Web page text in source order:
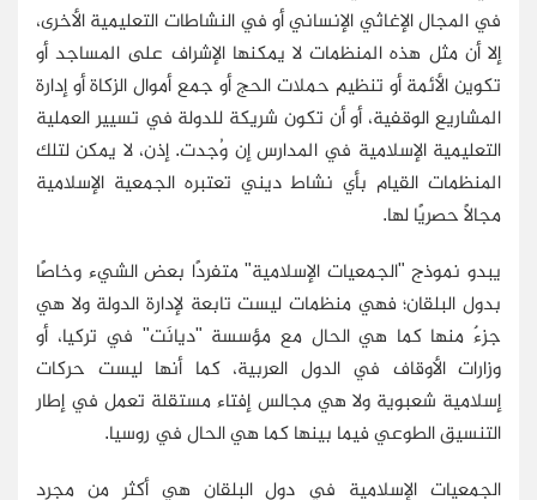
في المجال الإغاثي الإنساني أو في النشاطات التعليمية الأخرى،
إلا أن مثل هذه المنظمات لا يمكنها الإشراف على المساجد أو
تكوين الأئمة أو تنظيم حملات الحج أو جمع أموال الزكاة أو إدارة
المشاريع الوقفية، أو أن تكون شريكة للدولة في تسيير العملية
التعليمية الإسلامية في المدارس إن وُجدت. إذن، لا يمكن لتلك
المنظمات القيام بأي نشاط ديني تعتبره الجمعية الإسلامية
مجالاً حصريًا لها.
يبدو نموذج "الجمعيات الإسلامية" متفردًا بعض الشيء وخاصًا
بدول البلقان؛ فهي منظمات ليست تابعة لإدارة الدولة ولا هي
جزءٌ منها كما هي الحال مع مؤسسة "ديانَت" في تركيا، أو
وزارات الأوقاف في الدول العربية، كما أنها ليست حركات
إسلامية شعبوية ولا هي مجالس إفتاء مستقلة تعمل في إطار
التنسيق الطوعي فيما بينها كما هي الحال في روسيا.
الجمعيات الإسلامية في دول البلقان هي أكثر من مجرد